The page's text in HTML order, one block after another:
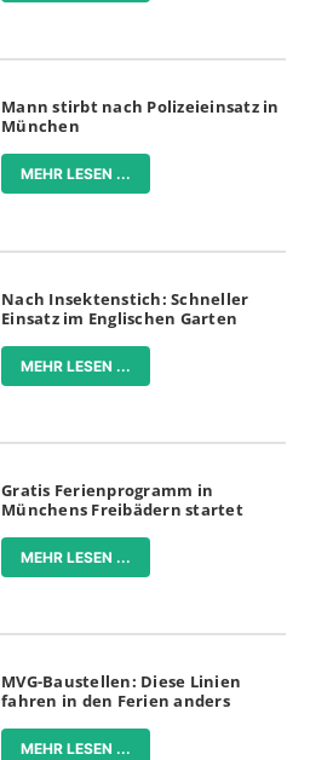
Mann stirbt nach Polizeieinsatz in
München
MEHR LESEN ...
Nach Insektenstich: Schneller
Einsatz im Englischen Garten
MEHR LESEN ...
Gratis Ferienprogramm in
Münchens Freibädern startet
MEHR LESEN ...
MVG-Baustellen: Diese Linien
fahren in den Ferien anders
MEHR LESEN ...